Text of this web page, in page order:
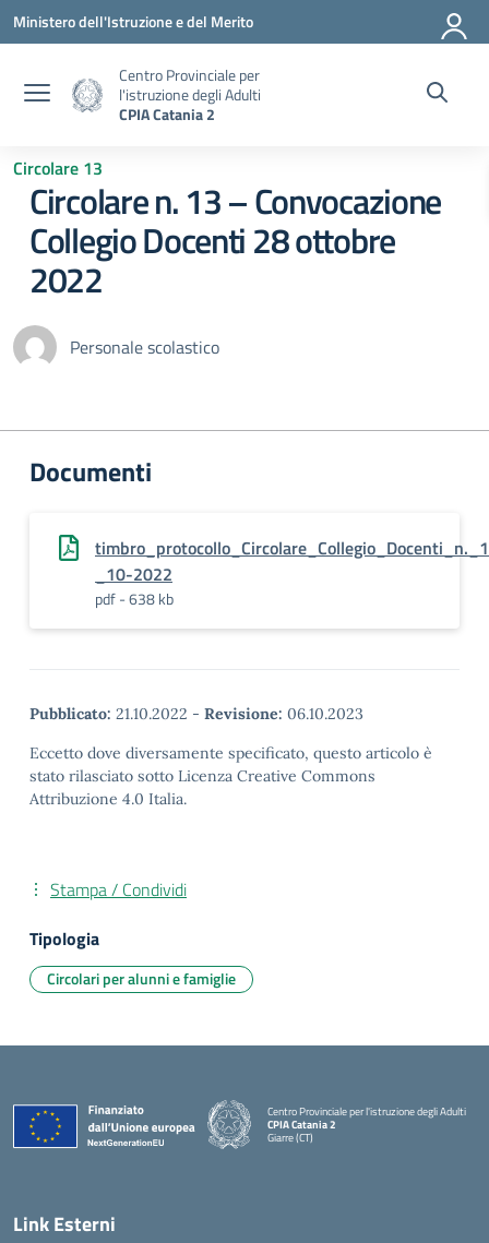
Vai ai contenuti
Vai al menu di navigazione
Vai al footer
Ministero dell'Istruzione e del Merito
Centro Provinciale per
l'istruzione degli Adulti
CPIA Catania 2
Circolare 13
Circolare n. 13 – Convocazione
Collegio Docenti 28 ottobre
2022
Personale scolastico
Documenti
_10-2022
pdf - 638 kb
Pubblicato: 21.10.2022 - Revisione: 06.10.2023
Eccetto dove diversamente specificato, questo articolo è
stato rilasciato sotto Licenza Creative Commons
Attribuzione 4.0 Italia.
Stampa / Condividi
Tipologia
Circolari per alunni e famiglie
Centro Provinciale per l'istruzione degli Adulti
CPIA Catania 2
Giarre (CT)
Link Esterni